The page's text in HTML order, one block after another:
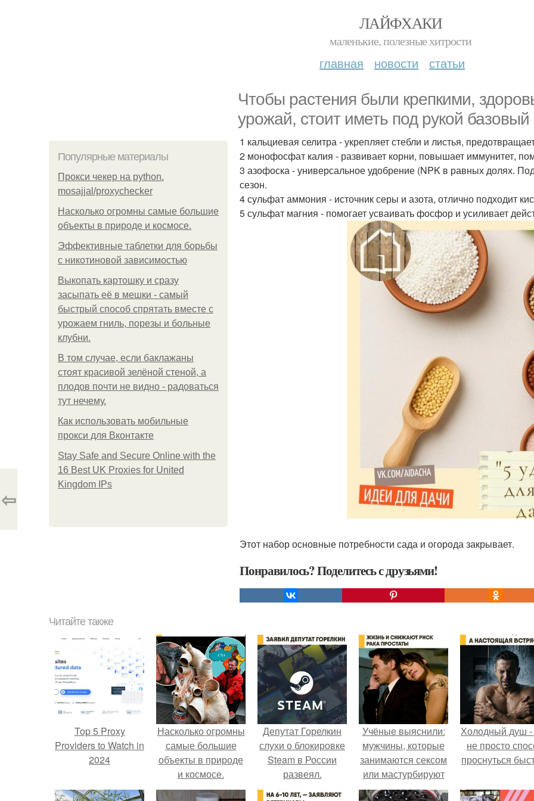
ЛАЙФХАКИ
маленькие, полезные хитрости
главная новости статьи
Чтобы растения были крепкими,
урожай, стоит иметь под рукой
Популярные материалы
Прокси чекер на python.
mosajjal/proxychecker
Насколько огромны самые большие
объекты в природе и космосе.
Эффективные таблетки для борьбы
с никотиновой зависимостью
Выкопать картошку и сразу
засыпать её в мешки - самый
быстрый способ спрятать вместе с
урожаем гниль, порезы и больные
клубни.
В том случае, если баклажаны
стоят красивой зелёной стеной, а
плодов почти не видно - радоваться
тут нечему.
Как использовать мобильные
прокси для Вконтакте
Stay Safe and Secure Online with the
16 Best UK Proxies for United
Kingdom IPs
1 кальциевая селитра - укрепляет стебли и листья,
2 монофосфат калия - развивает корни, повышает иммунитет,
3 азофоска - универсальное удобрение (NPK в равных долях.
сезон.
4 сульфат аммония - источник серы и азота, отлично подходит
5 сульфат магния - помогает усваивать фосфор и усиливает
Этот набор основные потребности сада и огорода закрывает.
Понравилось? Поделитесь с друзьями!
⇦
Читайте также
Top 5 Proxy
Providers to Watch in
2024
Насколько огромны
самые большие
объекты в природе
и космосе.
Депутат Горелкин
слухи о блокировке
Steam в России
развеял.
Учёные выяснили:
мужчины, которые
занимаются сексом
или мастурбируют
более 21 раза в
Холодный душ -
не просто
проснуться